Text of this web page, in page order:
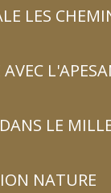
LES
AVEC
LE
NATURE